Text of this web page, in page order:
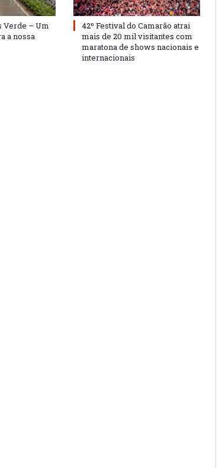
Verde – Um
a nossa
42º Festival do Camarão atrai
mais de 20 mil visitantes com
maratona de shows nacionais e
internacionais